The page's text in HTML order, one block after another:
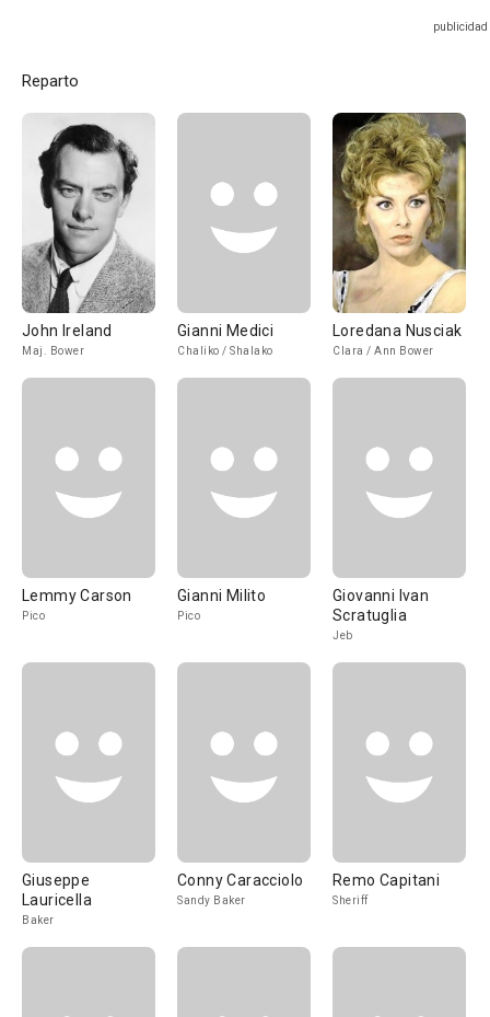
Reparto
John Ireland
Maj. Bower
Gianni Medici
Chaliko / Shalako
Loredana Nusciak
Clara / Ann Bower
Lemmy Carson
Pico
Gianni Milito
Pico
Giovanni Ivan
Scratuglia
Jeb
Giuseppe
Lauricella
Baker
Conny Caracciolo
Sandy Baker
Remo Capitani
Sheriff